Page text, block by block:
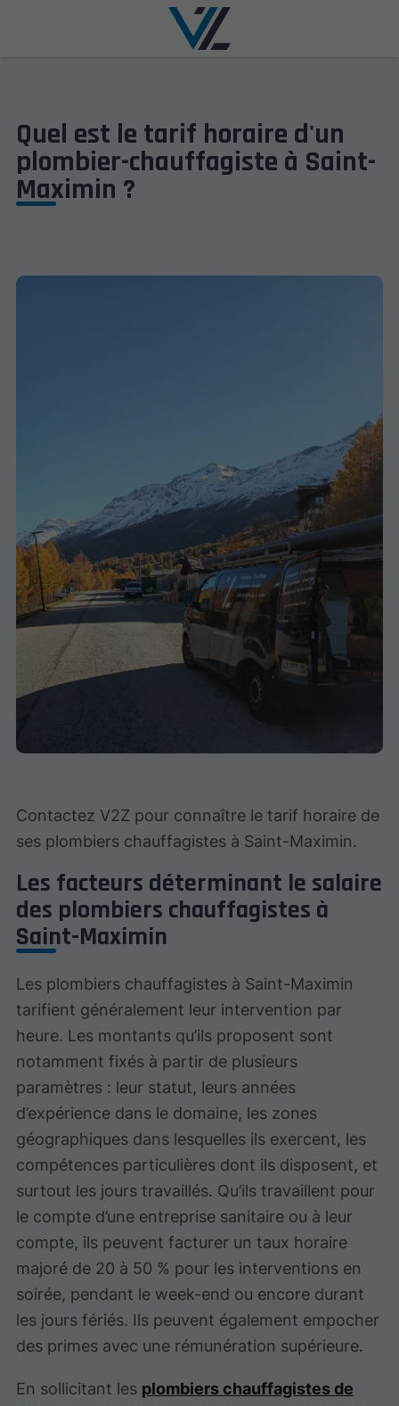
Quel est le tarif horaire d'un
plombier-chauffagiste à Saint-
Maximin ?
Contactez V2Z pour connaître le tarif horaire de
ses plombiers chauffagistes à Saint-Maximin.
Les facteurs déterminant le salaire
des plombiers chauffagistes à
Saint-Maximin
Les plombiers chauffagistes à Saint-Maximin
tarifient généralement leur intervention par
heure. Les montants qu’ils proposent sont
notamment fixés à partir de plusieurs
paramètres : leur statut, leurs années
d’expérience dans le domaine, les zones
géographiques dans lesquelles ils exercent, les
compétences particulières dont ils disposent, et
surtout les jours travaillés. Qu’ils travaillent pour
le compte d’une entreprise sanitaire ou à leur
compte, ils peuvent facturer un taux horaire
majoré de 20 à 50 % pour les interventions en
soirée, pendant le week-end ou encore durant
les jours fériés. Ils peuvent également empocher
des primes avec une rémunération supérieure.
En sollicitant les plombiers chauffagistes de